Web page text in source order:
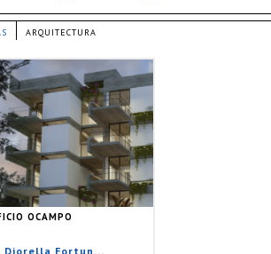
ARQUITECTURA
OCAMPO
Diorella Fortun...